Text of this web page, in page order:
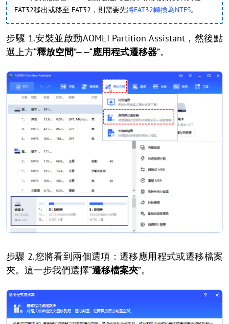
FAT32移出或移至 FAT32，則需要先將FAT32轉換為NTFS。
步驟 1.安裝並啟動AOMEI Partition Assistant，然後點
選上方“釋放空間”——“應用程式遷移器”。
步驟 2.您將看到兩個選項：遷移應用程式或遷移檔案
夾。這一步我們選擇“遷移檔案夾”。